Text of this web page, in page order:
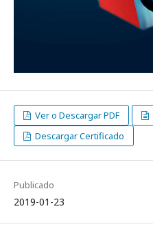
Ver o Descargar PDF
Descargar Certificado
Publicado
2019-01-23